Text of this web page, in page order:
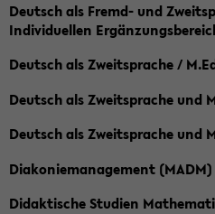
Deutsch als Fremd- und
Individuellen
Deutsch als Zweitsprache /
Deutsch als Zweitsprache und
Deutsch als Zweitsprache und
Diakoniemanagement (MADM)
Didaktische Studien